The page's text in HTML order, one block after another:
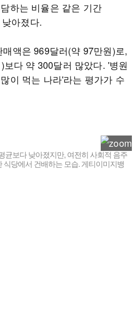
하는 비율은 같은 기간
아졌다.
액은 969달러(약 97만원)로,
다 약 300달러 많았다. '병원
이 먹는 나라'라는 평가가 수
균보다 낮아졌지만, 여전히 사회적 음주
식당에서 건배하는 모습. 게티이미지뱅